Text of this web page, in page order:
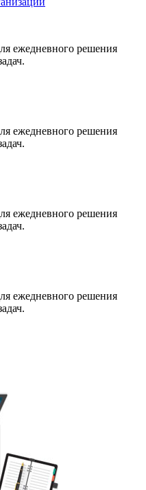
ежедневного решения
ежедневного решения
ежедневного решения
ежедневного решения